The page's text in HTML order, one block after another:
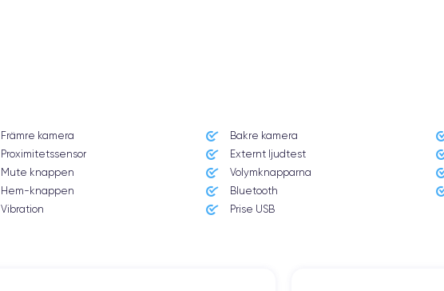
Främre kamera Bakre kamera
Proximitetssensor Externt ljudtest
Mute knappen Volymknapparna
Hem-knappen Bluetooth
Vibration Prise USB